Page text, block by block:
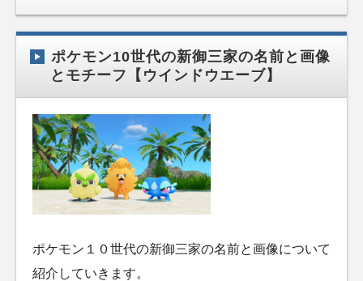
ポケモン10世代の新御三家の名前と画像
とモチーフ【ウインドウエーブ】
ポケモン１０世代の新御三家の名前と画像について
紹介していきます。